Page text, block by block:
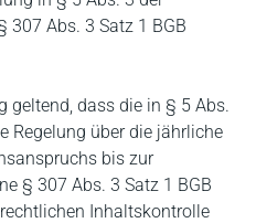
307 Abs. 3 Satz 1 BGB
geltend, dass die in § 5 Abs.
Regelung über die jährliche
bis zur
§ 307 Abs. 3 Satz 1 BGB
Inhaltskontrolle